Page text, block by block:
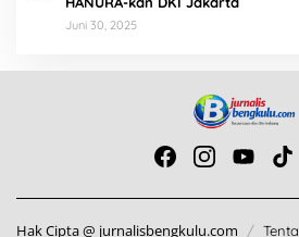
Juni 30, 2025
Hak Cipta @ jurnalisbengkulu.com